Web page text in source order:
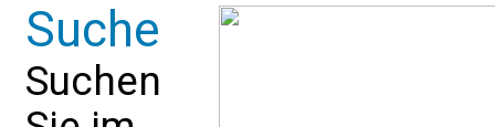
Suche
Suchen